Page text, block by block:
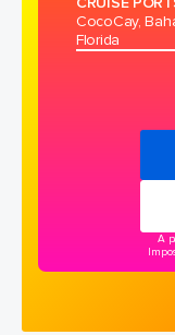
CocoCay,
Florida
A